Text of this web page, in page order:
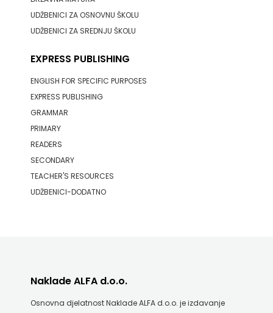
UDŽBENICI ZA OSNOVNU ŠKOLU
UDŽBENICI ZA SREDNJU ŠKOLU
EXPRESS PUBLISHING
ENGLISH FOR SPECIFIC PURPOSES
EXPRESS PUBLISHING
GRAMMAR
PRIMARY
READERS
SECONDARY
TEACHER'S RESOURCES
UDŽBENICI-DODATNO
Naklade ALFA d.o.o.
Osnovna djelatnost Naklade ALFA d.o.o. je izdavanje